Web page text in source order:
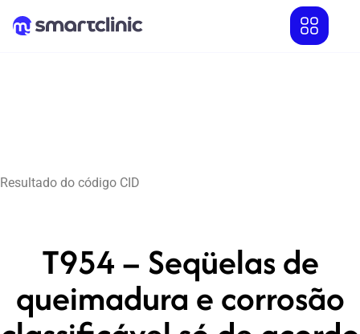
Resultado do código CID
T954 – Seqüelas de
queimadura e corrosão